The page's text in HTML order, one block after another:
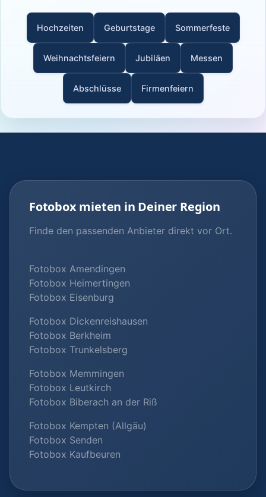
Hochzeiten Geburtstage Sommerfeste
Weihnachtsfeiern Jubiläen Messen
Abschlüsse Firmenfeiern
Fotobox mieten in Deiner Region
Finde den passenden Anbieter direkt vor Ort.
Fotobox Amendingen
Fotobox Heimertingen
Fotobox Eisenburg
Fotobox Dickenreishausen
Fotobox Berkheim
Fotobox Trunkelsberg
Fotobox Memmingen
Fotobox Leutkirch
Fotobox Biberach an der Riß
Fotobox Kempten (Allgäu)
Fotobox Senden
Fotobox Kaufbeuren